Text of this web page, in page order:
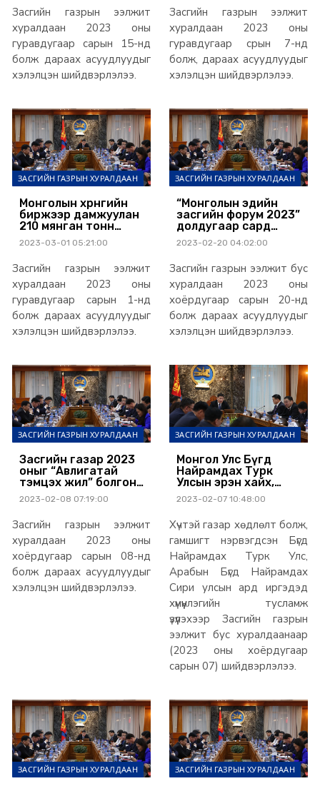
шагнана
Засгийн газрын ээлжит
хуралдаан 2023 оны
гуравдугаар сарын 15-нд
болж дараах асуудлуудыг
хэлэлцэн шийдвэрлэлээ.
Засгийн газрын ээлжит
хуралдаан 2023 оны
гуравдугаар срын 7-нд
болж, дараах асуудлуудыг
хэлэлцэн шийдвэрлэлээ.
ЗАСГИЙН ГАЗРЫН ХУРАЛДААН
Монголын хөрөнгийн
биржээр дамжуулан
210 мянган тонн
нүүрс худалдаалаад
байна
2023-03-01 05:21:00
Засгийн газрын ээлжит
хуралдаан 2023 оны
гуравдугаар сарын 1-нд
болж дараах асуудлуудыг
хэлэлцэн шийдвэрлэлээ.
ЗАСГИЙН ГАЗРЫН ХУРАЛДААН
“Монголын эдийн
засгийн форум 2023”
долдугаар сард
болно
2023-02-20 04:02:00
Засгийн газрын ээлжит бус
хуралдаан 2023 оны
хоёрдугаар сарын 20-нд
болж дараах асуудлуудыг
хэлэлцэн шийдвэрлэлээ.
ЗАСГИЙН ГАЗРЫН ХУРАЛДААН
Засгийн газар 2023
оныг “Авлигатай
тэмцэх жил” болгон
зарлалаа
2023-02-08 07:19:00
Засгийн газрын ээлжит
хуралдаан 2023 оны
хоёрдугаар сарын 08-нд
болж дараах асуудлуудыг
хэлэлцэн шийдвэрлэлээ.
ЗАСГИЙН ГАЗРЫН ХУРАЛДААН
Монгол Улс Бүгд
Найрамдах Турк
Улсын эрэн хайх,
аврах ажиллагаанд
35 хүний
бүрэлдэхүүнтэй баг
оролцуулна
2023-02-07 10:48:00
Хүчтэй газар хөдлөлт болж,
гамшигт нэрвэгдсэн Бүгд
Найрамдах Турк Улс,
Арабын Бүгд Найрамдах
Сири улсын ард иргэдэд
хүмүүнлэгийн тусламж
үзүүлэхээр Засгийн газрын
ээлжит бус хуралдаанаар
(2023 оны хоёрдугаар
сарын 07) шийдвэрлэлээ.
ЗАСГИЙН ГАЗРЫН ХУРАЛДААН ЗАСГИЙН ГАЗРЫН ХУРАЛДААН